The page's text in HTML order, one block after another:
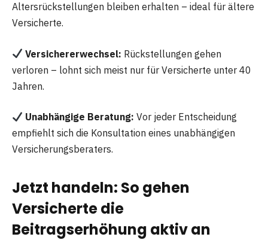
Altersrückstellungen bleiben erhalten – ideal für ältere
Versicherte.
Versichererwechsel: Rückstellungen gehen
verloren – lohnt sich meist nur für Versicherte unter 40
Jahren.
Unabhängige Beratung: Vor jeder Entscheidung
empfiehlt sich die Konsultation eines unabhängigen
Versicherungsberaters.
Jetzt handeln: So gehen
Versicherte die
Beitragserhöhung aktiv an